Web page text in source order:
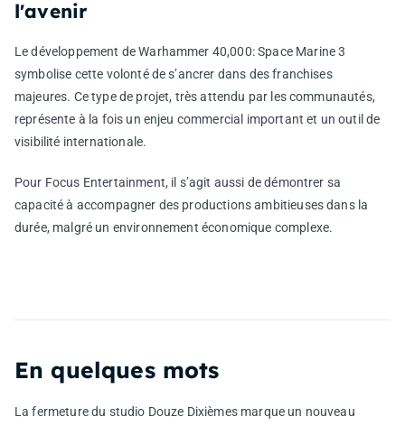
l'avenir
Le développement deWarhammer 40,000: Space Marine 3
symbolise cette volonté de s’ancrer dans des franchises
majeures. Ce type de projet, très attendu par les communautés,
représente à la fois un enjeu commercial important et un outil de
visibilité internationale.
Pour Focus Entertainment, il s’agit aussi de démontrer sa
capacité à accompagner des productions ambitieuses dans la
durée, malgré un environnement économique complexe.
En quelques mots
La fermeture du studio Douze Dixièmes marque un nouveau